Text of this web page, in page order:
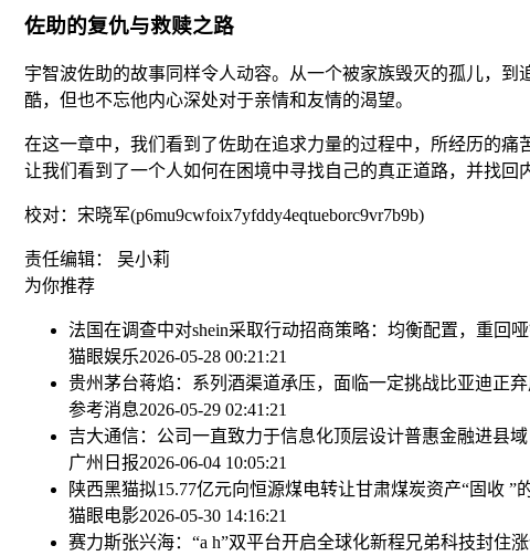
佐助的复仇与救赎之路
宇智波佐助的故事同样令人动容。从一个被家族毁灭的孤儿，
酷，但也不忘他内心深处对于亲情和友情的渴望。
在这一章中，我们看到了佐助在追求力量的过程中，所经历的
让我们看到了一个人如何在困境中寻找自己的真正道路，并找回
校对：宋晓军(p6mu9cwfoix7yfddy4eqtueborc9vr7b9b)
责任编辑： 吴小莉
为你推荐
法国在调查中对shein采取行动招商策略：均衡配置，重回
猫眼娱乐2026-05-28 00:21:21
贵州茅台蒋焰：系列酒渠道承压，面临一定挑战比亚迪正
参考消息2026-05-29 02:41:21
吉大通信：公司一直致力于信息化顶层设计普惠金融进县
广州日报2026-06-04 10:05:21
陕西黑猫拟15.77亿元向恒源煤电转让甘肃煤炭资产“固收 ”
猫眼电影2026-05-30 14:16:21
赛力斯张兴海：“a h”双平台开启全球化新程兄弟科技封住